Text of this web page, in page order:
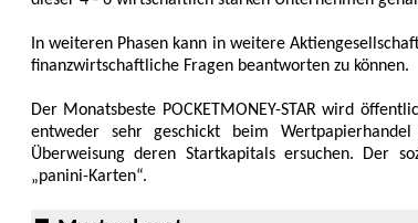
In weiteren Phasen kann in weitere
finanzwirtschaftliche Fragen beantworten zu können.
Der Monatsbeste POCKETMONEY-STAR wird
entweder sehr geschickt beim
Überweisung deren Start­kapitals ersuchen. Der
„panini-Karten“.